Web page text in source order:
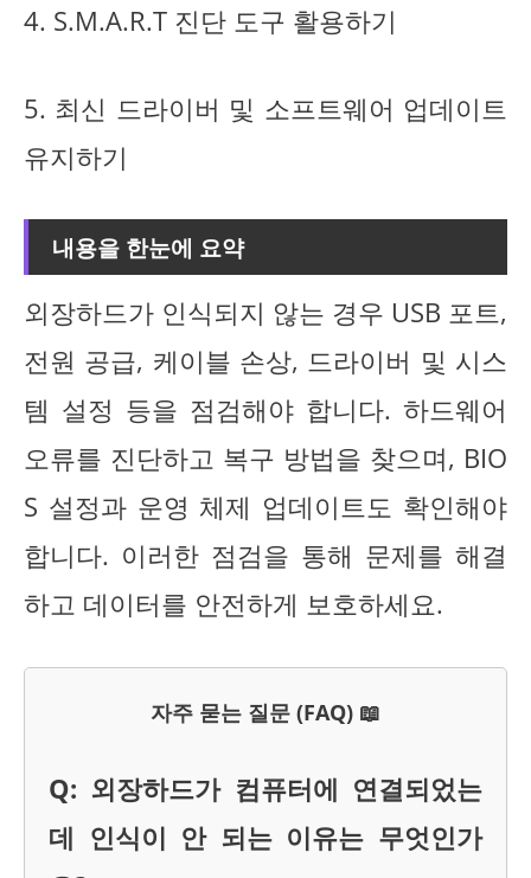
4. S.M.A.R.T 진단 도구 활용하기
5. 최신 드라이버 및 소프트웨어 업데이트
유지하기
내용을 한눈에 요약
외장하드가 인식되지 않는 경우 USB 포트,
전원 공급, 케이블 손상, 드라이버 및 시스
템 설정 등을 점검해야 합니다. 하드웨어
오류를 진단하고 복구 방법을 찾으며, BIO
S 설정과 운영 체제 업데이트도 확인해야
합니다. 이러한 점검을 통해 문제를 해결
하고 데이터를 안전하게 보호하세요.
자주 묻는 질문 (FAQ) 📖
Q: 외장하드가 컴퓨터에 연결되었는
데 인식이 안 되는 이유는 무엇인가